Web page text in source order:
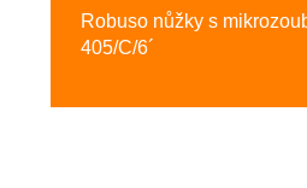
Robuso nůžky s
405/C/6´